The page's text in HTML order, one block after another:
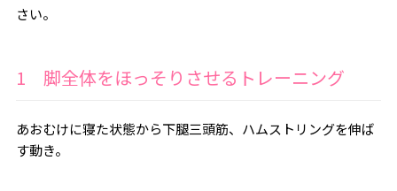
さい。
1 脚全体をほっそりさせるトレーニング
あおむけに寝た状態から下腿三頭筋、ハムストリングを伸ば
す動き。